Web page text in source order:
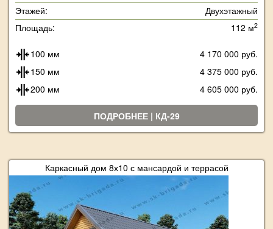
Этажей:
Двухэтажный
Площадь:
112 м2
100 мм
4 170 000 руб.
150 мм
4 375 000 руб.
200 мм
4 605 000 руб.
ПОДРОБНЕЕ | КД-29
Каркасный дом 8х10 с мансардой и террасой